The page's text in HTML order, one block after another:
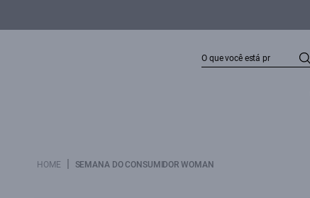
HOME | SEMANA DO CONSUMIDOR WOMAN